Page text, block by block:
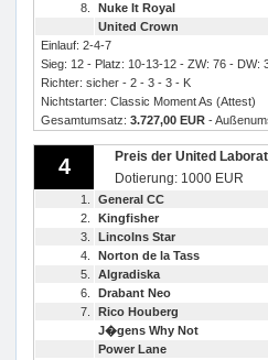
8.
Nuke It Royal
United Crown
Einlauf: 2-4-7
Sieg: 12 - Platz: 10-13-12 - ZW: 76 - DW:
Richter: sicher - 2 - 3 - 3 - K
Nichtstarter: Classic Moment As (Attest)
Gesamtumsatz: 3.727,00 EUR -
4
Preis der United
Dotierung: 1000 EUR
1. General CC
2.
Kingfisher
3.
Lincolns Star
4.
Norton de la Tass
5.
Algradiska
6.
Drabant Neo
7.
Rico Houberg
J�gens Why Not
Power Lane